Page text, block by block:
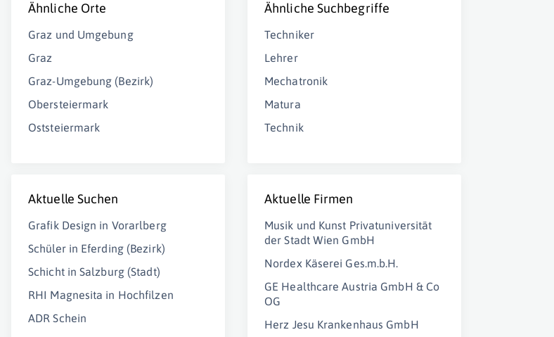
Ähnliche Orte
Graz und Umgebung
Graz
Graz-Umgebung (Bezirk)
Obersteiermark
Oststeiermark
Ähnliche Suchbegriffe
Techniker
Lehrer
Mechatronik
Matura
Technik
Aktuelle Suchen
Grafik Design in Vorarlberg
Schüler in Eferding (Bezirk)
Schicht in Salzburg (Stadt)
RHI Magnesita in Hochfilzen
ADR Schein
Aktuelle Firmen
Musik und Kunst Privatuniversität
der Stadt Wien GmbH
Nordex Käserei Ges.m.b.H.
GE Healthcare Austria GmbH & Co
OG
Herz Jesu Krankenhaus GmbH